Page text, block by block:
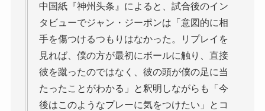
中国紙『神州头条』によると、試合後のイン
タビューでジャン・ジーポンは「意図的に相
手を傷つけるつもりはなかった。リプレイを
見れば、僕の方が最初にボールに触り、直接
彼を蹴ったのではなく、彼の頭が僕の足に当
たったことがわかる」と釈明しながらも「今
後はこのようなプレーに気をつけたい」とコ